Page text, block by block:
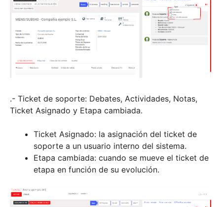
.- Ticket de soporte: Debates, Actividades, Notas,
Ticket Asignado y Etapa cambiada.
Ticket Asignado: la asignación del ticket de
soporte a un usuario interno del sistema.
Etapa cambiada: cuando se mueve el ticket de
etapa en función de su evolución.